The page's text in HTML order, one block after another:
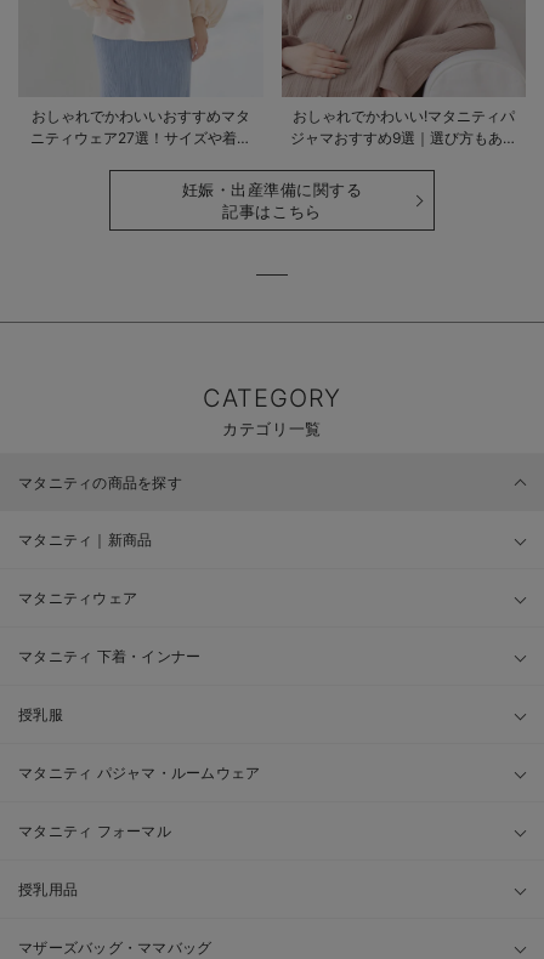
おしゃれでかわいいおすすめマタ
ニティウェア27選！サイズや着る
おしゃれでかわいい!マタニティパ
ジャマおすすめ9選｜選び方もあわ
妊娠・出産準備に関する
記事はこちら
CATEGORY
カテゴリ一覧
マタニティの商品を探す
マタニティ｜新商品
マタニティウェア
マタニティ 下着・インナー
授乳服
マタニティ パジャマ・ルームウェア
マタニティ フォーマル
授乳用品
マザーズバッグ・ママバッグ